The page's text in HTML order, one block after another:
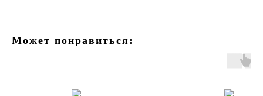
Может понравиться: